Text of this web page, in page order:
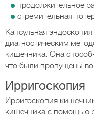
продолжительное
стремительная
Капсульная
диагностическим
кишечника. Она
что были пропущены
Ирригоскопия
Ирригоскопия
кишечника с помощью